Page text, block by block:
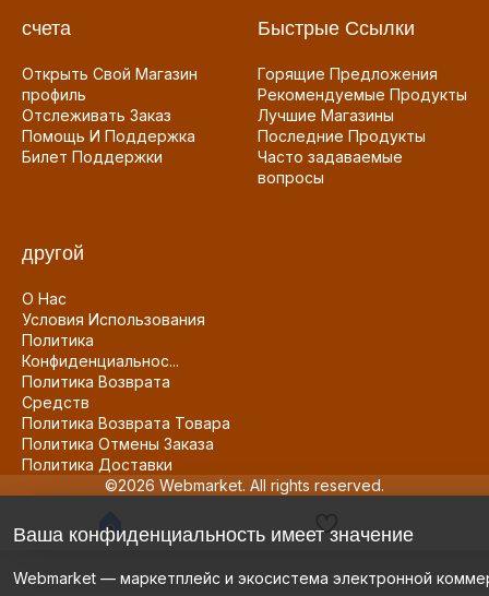
счета
Открыть Свой Магазин
профиль
Отслеживать Заказ
Помощь И Поддержка
Билет Поддержки
Быстрые Ссылки
Горящие Предложения
Рекомендуемые Продукты
Лучшие Магазины
Последние Продукты
Часто задаваемые
вопросы
другой
О Нас
Условия Использования
Политика
Конфиденциальнос...
Политика Возврата
Средств
Политика Возврата Товара
Политика Отмены Заказа
Политика Доставки
©2026 Webmarket. All rights reserved.
Ваша конфиденциальность имеет значение
Webmarket — маркетплейс и экосистема электронной